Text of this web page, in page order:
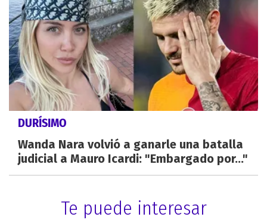
DURÍSIMO
Wanda Nara volvió a ganarle una batalla
judicial a Mauro Icardi: "Embargado por..."
Te puede interesar